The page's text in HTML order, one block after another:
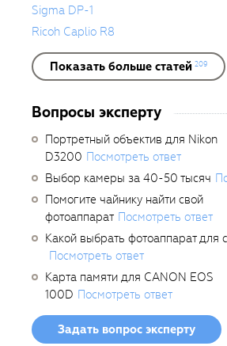
Sigma DP-1
Ricoh Caplio R8
Показать больше статей 209
Вопросы эксперту
Портретный объектив для Nikon
D3200 Посмотреть ответ
Выбор камеры за 40-50 тысяч
Помогите чайнику найти свой
фотоаппарат Посмотреть ответ
Какой выбрать фотоаппарат для
Посмотреть ответ
Карта памяти для CANON EOS
100D Посмотреть ответ
Задать вопрос эксперту